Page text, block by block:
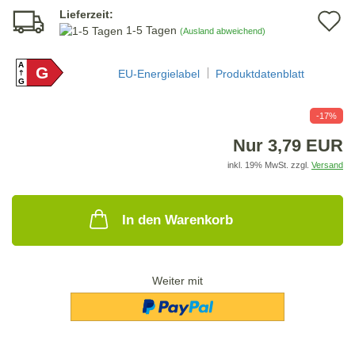
Lieferzeit:
1-5 Tagen (Ausland abweichend)
A
GG EU-Energielabel Produktdatenblatt
-17%
Nur 3,79 EUR
inkl. 19% MwSt. zzgl. Versand
In den Warenkorb
Weiter mit